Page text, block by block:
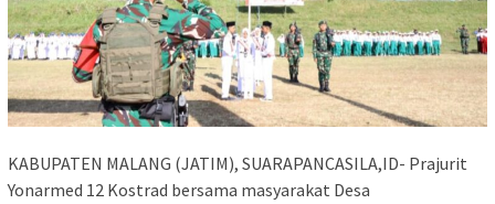
KABUPATEN MALANG (JATIM), SUARAPANCASILA,ID- Prajurit
Yonarmed 12 Kostrad bersama masyarakat Desa